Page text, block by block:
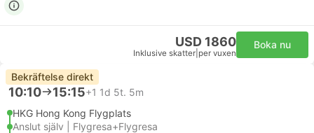
USD 1860
Inklusive skatter per vuxen
Boka nu
Bekräftelse direkt
10:10 15:15+1 1d 5t. 5m
HKG Hong Kong Flygplats
Anslut själv | Flygresa+Flygresa